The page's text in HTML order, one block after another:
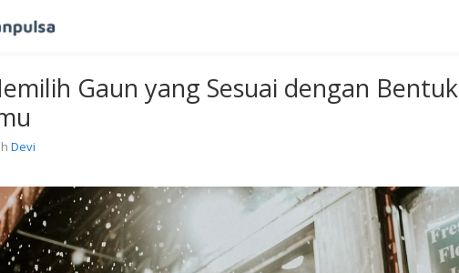
Gaun yang Sesuai dengan Bentuk
Devi